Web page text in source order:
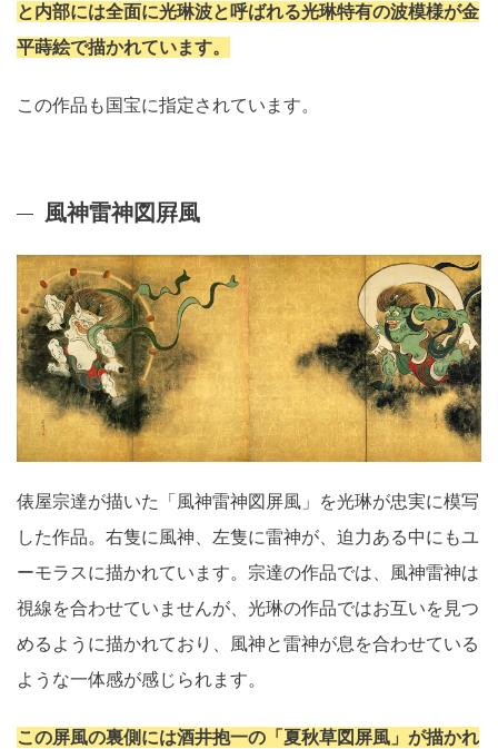
と内部には全面に光琳波と呼ばれる光琳特有の波模様が金
平蒔絵で描かれています。
この作品も国宝に指定されています。
風神雷神図屛風
俵屋宗達が描いた「風神雷神図屏風」を光琳が忠実に模写
した作品。右隻に風神、左隻に雷神が、迫力ある中にもユ
ーモラスに描かれています。宗達の作品では、風神雷神は
視線を合わせていませんが、光琳の作品ではお互いを見つ
めるように描かれており、風神と雷神が息を合わせている
ような一体感が感じられます。
この屏風の裏側には酒井抱一の「夏秋草図屏風」が描かれ